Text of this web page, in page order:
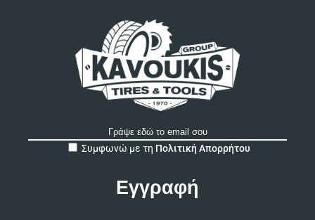
Συμφωνώ με τη Πολιτική Απορρήτου